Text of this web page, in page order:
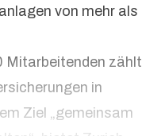
von mehr als
Mitarbeitenden zählt
in
Ziel „gemeinsam